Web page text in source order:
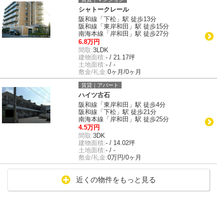
シャトークレール
阪和線「下松」駅 徒歩13分
阪和線「東岸和田」駅 徒歩15分
南海本線「岸和田」駅 徒歩27分
6.8万円
間取:3LDK
建物面積:- / 21.17坪
土地面積:- / -
敷金/礼金:0ヶ月/0ヶ月
賃貸｜アパート
ハイツ古石
阪和線「東岸和田」駅 徒歩4分
阪和線「下松」駅 徒歩21分
南海本線「岸和田」駅 徒歩25分
4.5万円
間取:3DK
建物面積:- / 14.02坪
土地面積:- / -
敷金/礼金:0万円/0ヶ月
近くの物件をもっと見る